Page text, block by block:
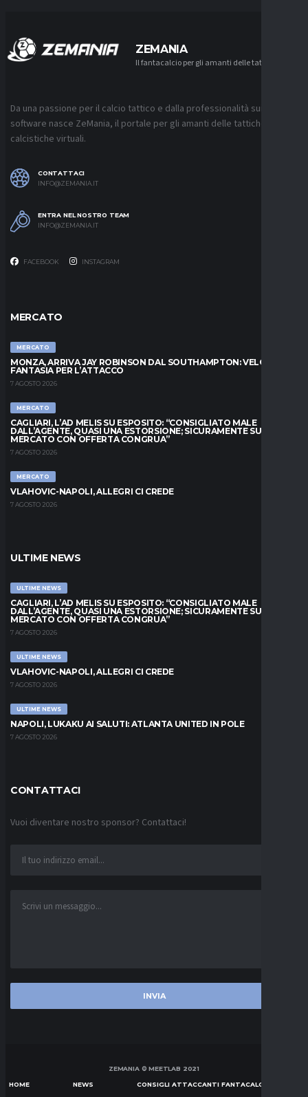
ZEMANIA
Il fantacalcio per gli amanti delle tattiche
Da una passione per il calcio tattico e dalla professionalità sui
software nasce ZeMania, il portale per gli amanti delle tattiche
calcistiche virtuali.
CONTATTACI
INFO@ZEMANIA.IT
ENTRA NEL NOSTRO TEAM
INFO@ZEMANIA.IT
FACEBOOK INSTAGRAM
MERCATO
MERCATO
MONZA, ARRIVA JAY ROBINSON DAL SOUTHAMPTON: VELOCITÀ E
FANTASIA PER L’ATTACCO
7 AGOSTO 2026
MERCATO
CAGLIARI, L’AD MELIS SU ESPOSITO: “CONSIGLIATO MALE
DALL’AGENTE, QUASI UNA ESTORSIONE; SICURAMENTE SUL
MERCATO CON OFFERTA CONGRUA”
7 AGOSTO 2026
MERCATO
VLAHOVIC-NAPOLI, ALLEGRI CI CREDE
7 AGOSTO 2026
ULTIME NEWS
ULTIME NEWS
CAGLIARI, L’AD MELIS SU ESPOSITO: “CONSIGLIATO MALE
DALL’AGENTE, QUASI UNA ESTORSIONE; SICURAMENTE SUL
MERCATO CON OFFERTA CONGRUA”
7 AGOSTO 2026
ULTIME NEWS
VLAHOVIC-NAPOLI, ALLEGRI CI CREDE
7 AGOSTO 2026
ULTIME NEWS
NAPOLI, LUKAKU AI SALUTI: ATLANTA UNITED IN POLE
7 AGOSTO 2026
CONTATTACI
Vuoi diventare nostro sponsor? Contattaci!
ZEMANIA © MEETLAB 2021
HOME NEWS CONSIGLI ATTACCANTI FANTACALCIO SERIE A